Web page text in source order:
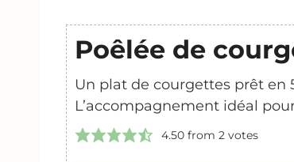
Poêlée de
Un plat de courgettes prêt
L’accompagnement idéal
4.50from 2votes